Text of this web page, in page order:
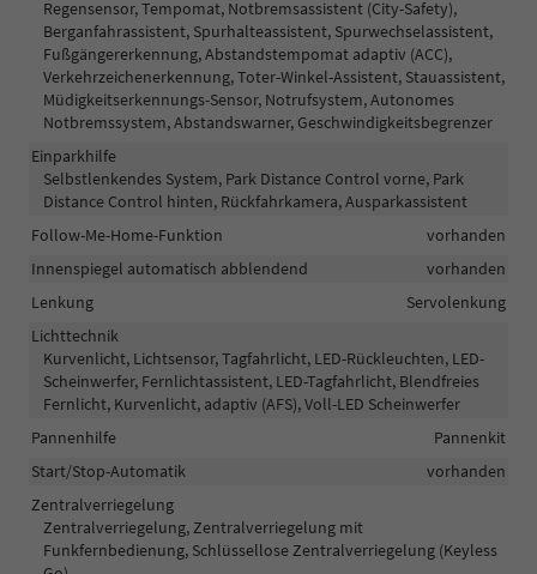
Regensensor, Tempomat, Notbremsassistent (City-Safety),
Berganfahrassistent, Spurhalteassistent, Spurwechselassistent,
Fußgängererkennung, Abstandstempomat adaptiv (ACC),
Verkehrzeichenerkennung, Toter-Winkel-Assistent, Stauassistent,
Müdigkeitserkennungs-Sensor, Notrufsystem, Autonomes
Notbremssystem, Abstandswarner, Geschwindigkeitsbegrenzer
Einparkhilfe
Selbstlenkendes System, Park Distance Control vorne, Park
Distance Control hinten, Rückfahrkamera, Ausparkassistent
Follow-Me-Home-Funktion
vorhanden
Innenspiegel automatisch abblendend
vorhanden
Lenkung
Servolenkung
Lichttechnik
Kurvenlicht, Lichtsensor, Tagfahrlicht, LED-Rückleuchten, LED-
Scheinwerfer, Fernlichtassistent, LED-Tagfahrlicht, Blendfreies
Fernlicht, Kurvenlicht, adaptiv (AFS), Voll-LED Scheinwerfer
Pannenhilfe
Pannenkit
Start/Stop-Automatik
vorhanden
Zentralverriegelung
Zentralverriegelung, Zentralverriegelung mit
Funkfernbedienung, Schlüssellose Zentralverriegelung (Keyless